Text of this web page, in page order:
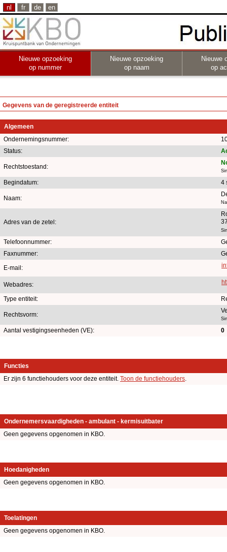
nl fr de en
Nieuwe opzoeking
op nummer
Nieuwe opzoeking
op naam
Nieuwe
op
Gegevens van de geregistreerde entiteit
Algemeen
Ondernemingsnummer:
Status:
Rechtstoestand:
Begindatum: 4
Naam:
Adres van de zetel:
Telefoonnummer:
Faxnummer:
E-mail:
Webadres:
Type entiteit:
Rechtsvorm:
Aantal vestigingseenheden (VE): 0
Functies
Er zijn 6 functiehouders voor deze entiteit. Toon de functiehouders.
Ondernemersvaardigheden - ambulant - kermisuitbater
Geen gegevens opgenomen in KBO.
Hoedanigheden
Geen gegevens opgenomen in KBO.
Toelatingen
Geen gegevens opgenomen in KBO.